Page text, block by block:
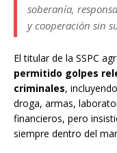
soberanía,
y cooperación sin
El titular de la SSPC
permitido golpes
criminales,
droga, armas,
financieros, pero
siempre dentro del